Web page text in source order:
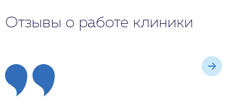
Отзывы о работе клиники